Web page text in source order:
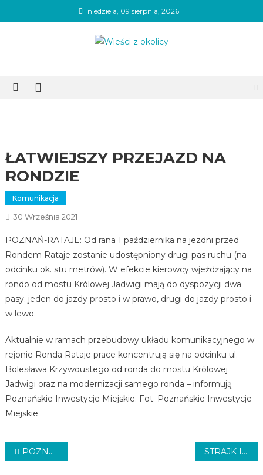
to
niedziela, 09 sierpnia, 2026
ŁATWIEJSZY PRZEJAZD NA
RONDZIE
Komunikacja
30 Września 2021
POZNAŃ-RATAJE: Od rana 1 października na jezdni przed
Rondem Rataje zostanie udostępniony drugi pas ruchu (na
odcinku ok. stu metrów). W efekcie kierowcy wjeżdżający na
rondo od mostu Królowej Jadwigi mają do dyspozycji dwa
pasy. jeden do jazdy prosto i w prawo, drugi do jazdy prosto i
w lewo.
Aktualnie w ramach przebudowy układu komunikacyjnego w
rejonie Ronda Rataje prace koncentrują się na odcinku ul.
Bolesława Krzywoustego od ronda do mostu Królowej
Jadwigi oraz na modernizacji samego ronda – informują
Poznańskie Inwestycje Miejskie. Fot. Poznańskie Inwestycje
Miejskie
Nawigacja
POZNAŃ BEZ OBWODNICY? STRAJK I ZMIANY W POGOTOWIU